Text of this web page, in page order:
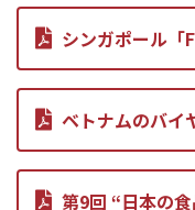
シンガポール
ベトナムのバイ
第9回 “日本の